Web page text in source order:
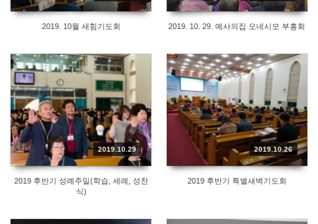
2019. 10월 새힘기도회 2019. 10. 29. 예사의집 오네시모 부흥회
2019.10.29
2019 후반기 성례주일(학습, 세례, 성찬
식)
2019.10.26
2019 후반기 특별새벽기도회